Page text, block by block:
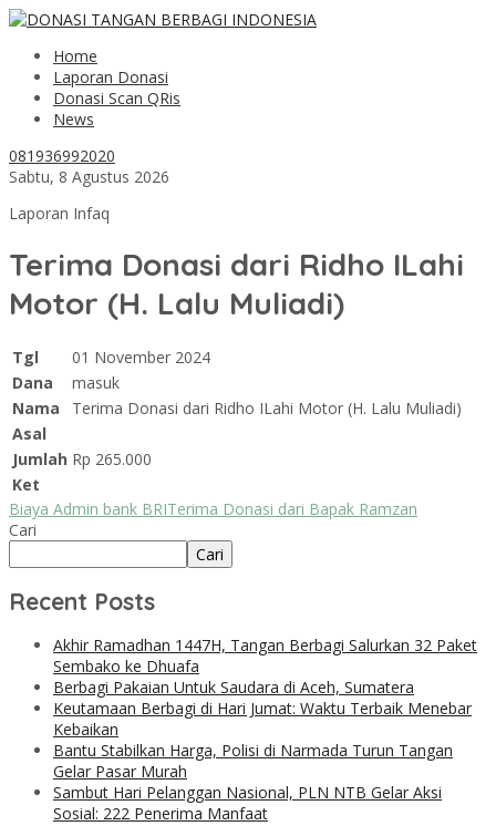
Home
Laporan Donasi
Donasi Scan QRis
News
081936992020
Sabtu, 8 Agustus 2026
Laporan Infaq
Terima Donasi dari Ridho ILahi
Motor (H. Lalu Muliadi)
Tgl
01 November 2024
Dana
masuk
Nama
Terima Donasi dari Ridho ILahi Motor (H. Lalu Muliadi)
Asal
Jumlah Rp 265.000
Ket
Biaya Admin bank BRITerima Donasi dari Bapak Ramzan
Cari
Cari
Recent Posts
Akhir Ramadhan 1447H, Tangan Berbagi Salurkan 32 Paket
Sembako ke Dhuafa
Berbagi Pakaian Untuk Saudara di Aceh, Sumatera
Keutamaan Berbagi di Hari Jumat: Waktu Terbaik Menebar
Kebaikan
Bantu Stabilkan Harga, Polisi di Narmada Turun Tangan
Gelar Pasar Murah
Sambut Hari Pelanggan Nasional, PLN NTB Gelar Aksi
Sosial: 222 Penerima Manfaat